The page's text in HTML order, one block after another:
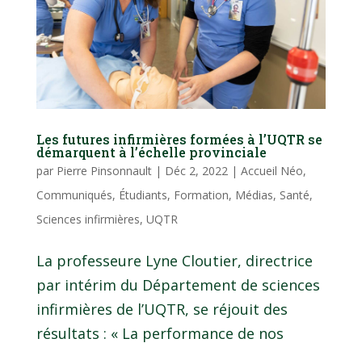
Les futures infirmières formées à l’UQTR se
démarquent à l’échelle provinciale
par Pierre Pinsonnault| Déc 2, 2022| Accueil Néo,
Communiqués, Étudiants, Formation, Médias, Santé,
Sciences infirmières, UQTR
La professeure Lyne Cloutier, directrice
par intérim du Département de sciences
infirmières de l’UQTR, se réjouit des
résultats : « La performance de nos